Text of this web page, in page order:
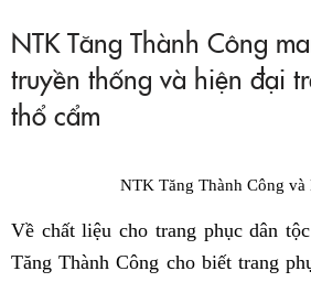
NTK Tăng Thành Công
truyền thống và hiện đại
thổ cẩm
NTK Tăng Thành Công và
Về chất liệu cho trang phục dân
Tăng Thành Công cho biết trang